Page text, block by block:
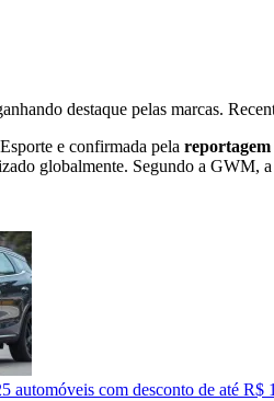
destaque pelas marcas.
e confirmada pela
globalmente. Segundo a GWM,
automóveis com desconto de até R$